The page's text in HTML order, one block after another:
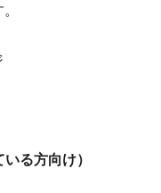
る方向け）